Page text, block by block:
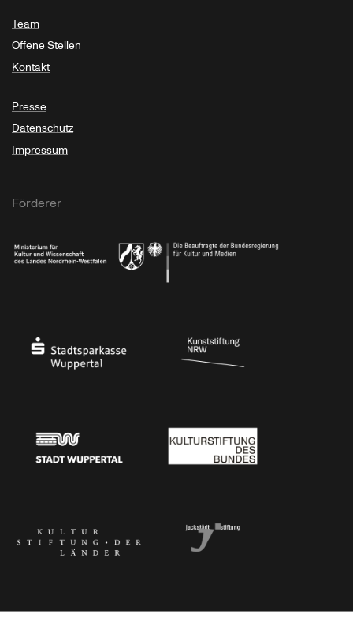
Team
Offene Stellen
Kontakt
Presse
Datenschutz
Impressum
Förderer